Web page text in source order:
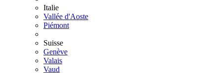
Italie
Vallée d'Aoste
Piémont
Suisse
Genève
Valais
Vaud